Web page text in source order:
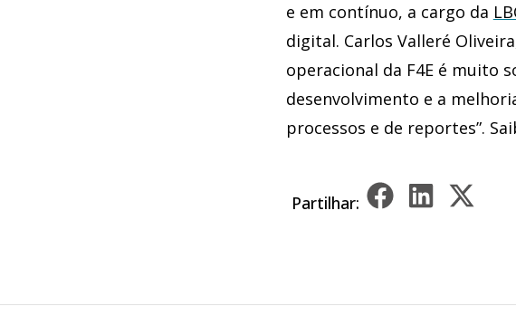
e em contínuo, a cargo da
digital. Carlos Valleré
operacional da F4E é muito
desenvolvimento e a
processos e de reportes”.
Partilhar: